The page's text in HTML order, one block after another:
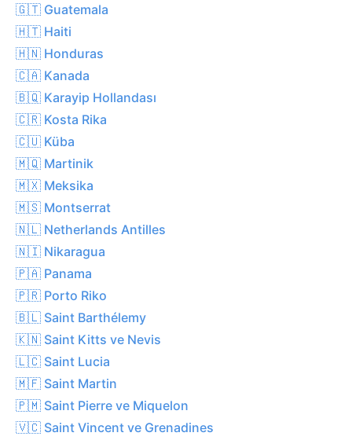
🇬🇹 Guatemala
🇭🇹 Haiti
🇭🇳 Honduras
🇨🇦 Kanada
🇧🇶 Karayip Hollandası
🇨🇷 Kosta Rika
🇨🇺 Küba
🇲🇶 Martinik
🇲🇽 Meksika
🇲🇸 Montserrat
🇳🇱 Netherlands Antilles
🇳🇮 Nikaragua
🇵🇦 Panama
🇵🇷 Porto Riko
🇧🇱 Saint Barthélemy
🇰🇳 Saint Kitts ve Nevis
🇱🇨 Saint Lucia
🇲🇫 Saint Martin
🇵🇲 Saint Pierre ve Miquelon
🇻🇨 Saint Vincent ve Grenadines